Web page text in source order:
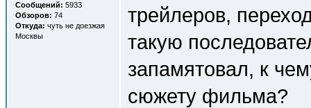
Сообщений: 5933
Обзоров: 74
Откуда: чуть не доезжая
Москвы
трейлеров,
такую
запамятовал, к
сюжету фильма?